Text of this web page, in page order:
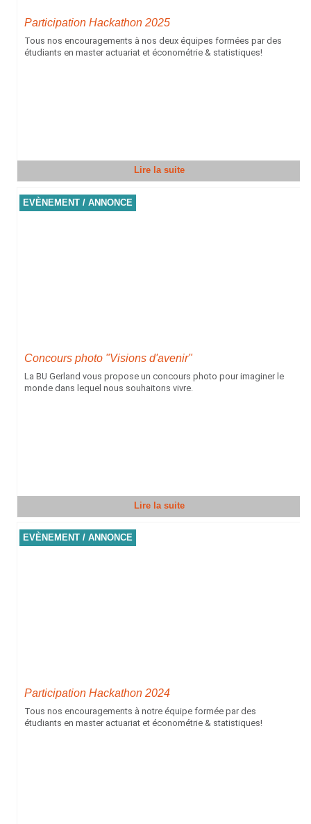
Participation Hackathon 2025
Tous nos encouragements à nos deux équipes formées par des
étudiants en master actuariat et économétrie & statistiques!
Lire la suite
EVÈNEMENT / ANNONCE
Concours photo "Visions d'avenir"
La BU Gerland vous propose un concours photo pour imaginer le
monde dans lequel nous souhaitons vivre.
Lire la suite
EVÈNEMENT / ANNONCE
Participation Hackathon 2024
Tous nos encouragements à notre équipe formée par des
étudiants en master actuariat et économétrie & statistiques!